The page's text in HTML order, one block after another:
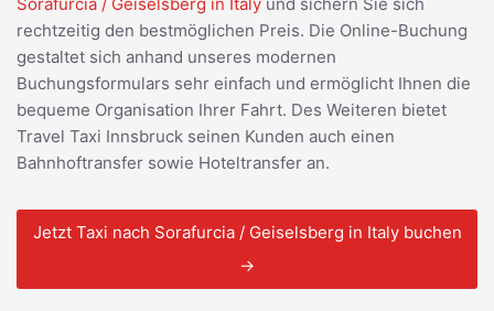
rechtzeitig den bestmöglichen Preis. Die Online-Buchung
gestaltet sich anhand unseres modernen
Buchungsformulars sehr einfach und ermöglicht Ihnen die
bequeme Organisation Ihrer Fahrt. Des Weiteren bietet
Travel Taxi Innsbruck seinen Kunden auch einen
Bahnhoftransfer sowie Hoteltransfer an.
Jetzt Taxi nach Sorafurcia / Geiselsberg in Italy buchen
→